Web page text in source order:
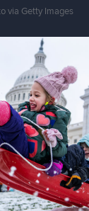
via Getty Images